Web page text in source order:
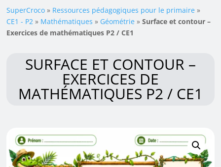
SuperCroco » Ressources pédagogiques pour le primaire »
CE1 - P2 » Mathématiques » Géométrie »Surface et contour –
Exercices de mathématiques P2 / CE1
SURFACE ET CONTOUR –
EXERCICES DE
MATHÉMATIQUES P2 / CE1